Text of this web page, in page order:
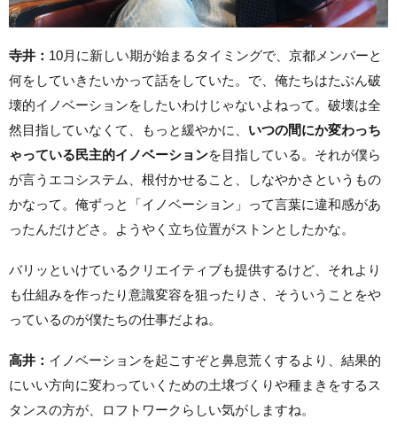
寺井： 10月に新しい期が始まるタイミングで、京都メンバーと
何をしていきたいかって話をしていた。で、俺たちはたぶん破
壊的イノベーションをしたいわけじゃないよねって。破壊は全
然目指していなくて、もっと緩やかに、 いつの間にか変わっち
ゃっている民主的イノベーションを目指している。それが僕ら
が言うエコシステム、根付かせること、しなやかさというもの
かなって。俺ずっと「イノベーション」って言葉に違和感があ
ったんだけどさ。ようやく立ち位置がストンとしたかな。
バリッといけているクリエイティブも提供するけど、それより
も仕組みを作ったり意識変容を狙ったりさ、そういうことをや
っているのが僕たちの仕事だよね。
高井： イノベーションを起こすぞと鼻息荒くするより、結果的
にいい方向に変わっていくための土壌づくりや種まきをするス
タンスの方が、ロフトワークらしい気がしますね。